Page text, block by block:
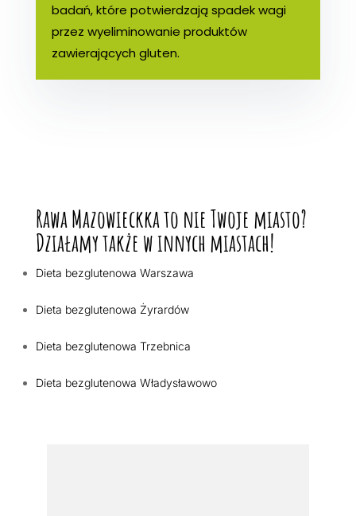
badań, które potwierdzają spadek wagi
przez wyeliminowanie produktów
zawierających gluten.
Rawa Mazowieckka to nie Twoje miasto?
Działamy także w innych miastach!
Dieta bezglutenowa Warszawa
Dieta bezglutenowa Żyrardów
Dieta bezglutenowa Trzebnica
Dieta bezglutenowa Władysławowo